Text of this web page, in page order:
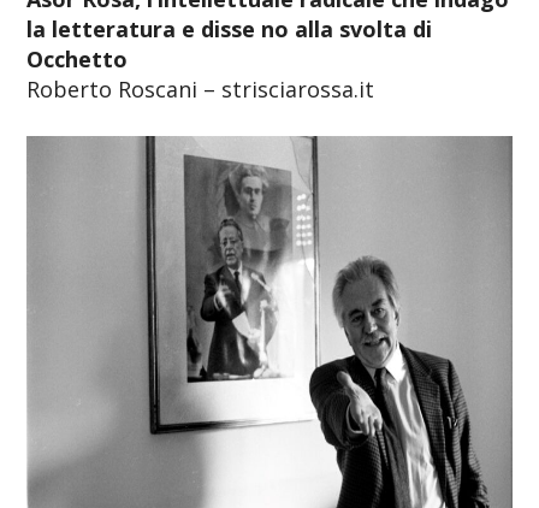
la letteratura e disse no alla svolta di
Occhetto
Roberto Roscani – strisciarossa.it